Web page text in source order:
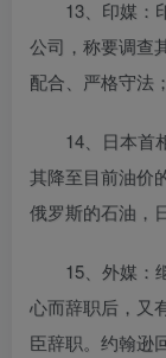
13、印媒：
公司，称要调查
配合、严格守法；
14、日本首
其降至目前油价
俄罗斯的石油，
15、外媒：
心而辞职后，又
臣辞职。约翰逊